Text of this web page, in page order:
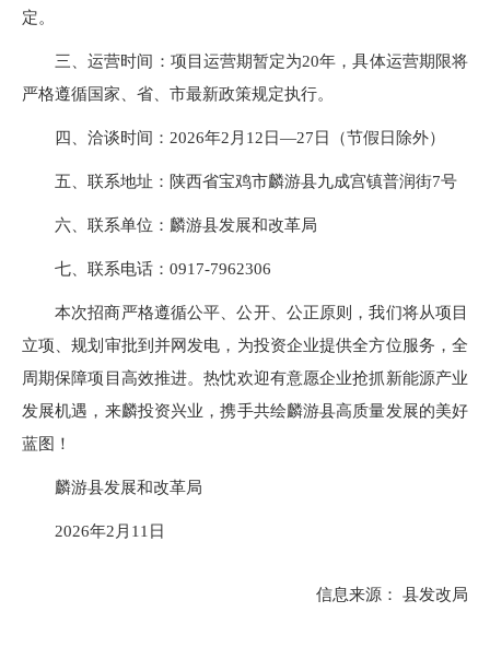
定。
三、运营时间：项目运营期暂定为20年，具体运营期限将
严格遵循国家、省、市最新政策规定执行。
四、洽谈时间：2026年2月12日—27日（节假日除外）
五、联系地址：陕西省宝鸡市麟游县九成宫镇普润街7号
六、联系单位：麟游县发展和改革局
七、联系电话：0917-7962306
本次招商严格遵循公平、公开、公正原则，我们将从项目
立项、规划审批到并网发电，为投资企业提供全方位服务，全
周期保障项目高效推进。热忱欢迎有意愿企业抢抓新能源产业
发展机遇，来麟投资兴业，携手共绘麟游县高质量发展的美好
蓝图！
麟游县发展和改革局
2026年2月11日
信息来源： 县发改局